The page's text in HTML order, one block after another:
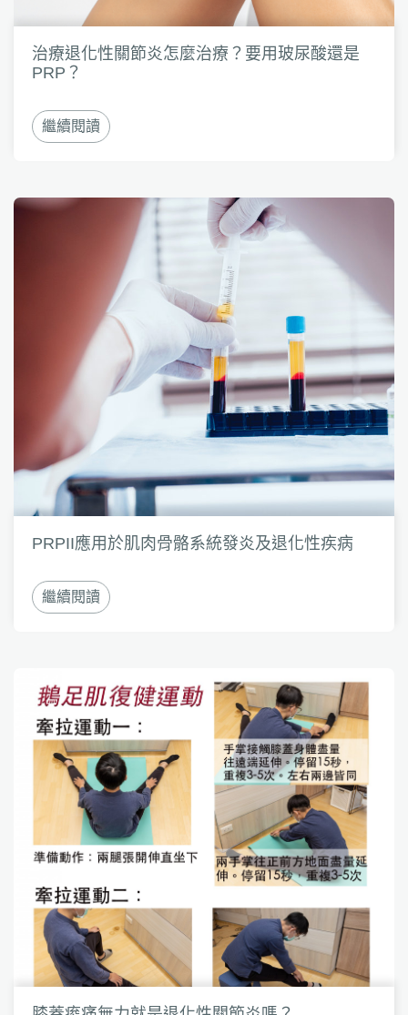
治療退化性關節炎怎麼治療？要用玻尿酸還是
PRP？
繼續閱讀
PRPII應用於肌肉骨骼系統發炎及退化性疾病
繼續閱讀